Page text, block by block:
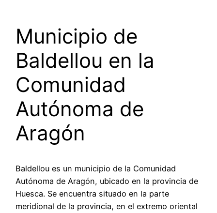
Municipio de
Baldellou en la
Comunidad
Autónoma de
Aragón
Baldellou es un municipio de la Comunidad
Autónoma de Aragón, ubicado en la provincia de
Huesca. Se encuentra situado en la parte
meridional de la provincia, en el extremo oriental